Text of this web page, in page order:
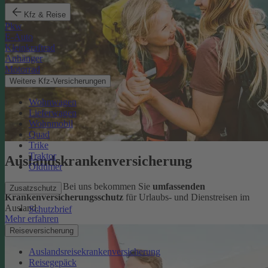
Kfz & Reise
Pkw
E-Auto
Kleinkraftrad
Anhänger
Motorrad
Weitere Kfz-Versicherungen
Wohnwagen
Lieferwagen
Wohnmobil
Quad
Trike
Traktor
Oldtimer
Zusatzschutz
Schutzbrief
Reiseversicherung
Auslandsreisekrankenversicherung
Reisegepäck
Auslandskrankenversicherung
Sorglos reisen: Bei uns bekommen Sie umfassenden
Krankenversicherungsschutz für Urlaubs- und Dienstreisen im
Ausland.
Mehr erfahren